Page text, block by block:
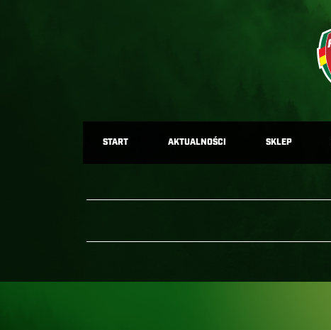
START AKTUALNOŚCI SKLEP